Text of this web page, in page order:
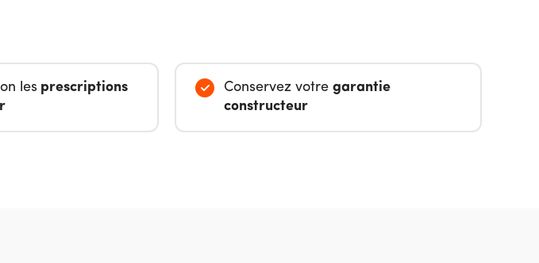
les prescriptions
Conservez votregarantie
constructeur